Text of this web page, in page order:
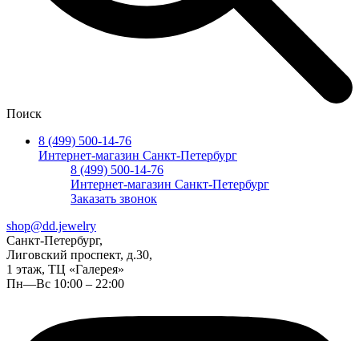
Поиск
8 (499) 500-14-76
Интернет-магазин Санкт-Петербург
8 (499) 500-14-76
Интернет-магазин Санкт-Петербург
Заказать звонок
shop@dd.jewelry
Санкт-Петербург,
Лиговский проспект, д.30,
1 этаж, ТЦ «Галерея»
Пн—Вс 10:00 – 22:00